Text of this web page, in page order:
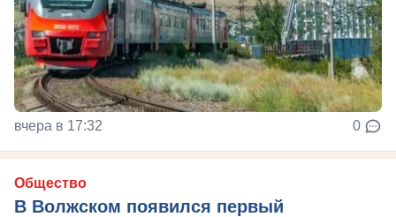
вчера в 17:32 0
Общество
В Волжском появился первый